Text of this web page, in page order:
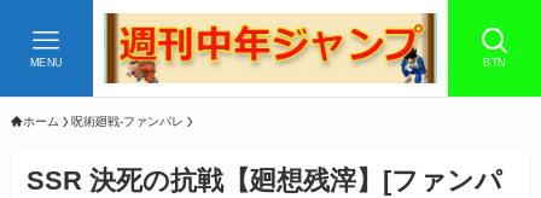
BTN
MENU
ホーム 呪術廻戦-ファンパレ
SSR 決死の抗戦【廻想残滓】[ファンパ